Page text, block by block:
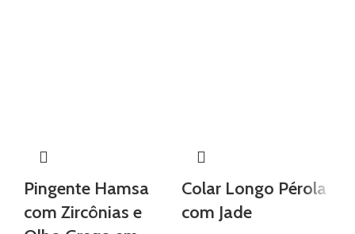
Pingente Hamsa
com Zircônias e
Colar Longo Pérola
com Jade